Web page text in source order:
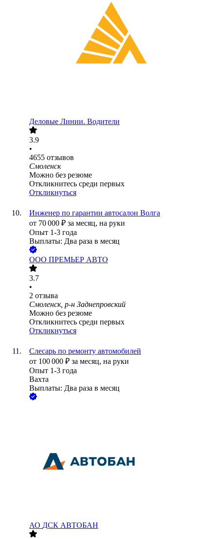
Деловые Линии. Водители
3.9
•
4655 отзывов
Смоленск
Можно без резюме
Откликнитесь среди первых
Откликнуться
Инженер по гарантии автосалон Волга
от 70 000 ₽ за месяц, на руки
Опыт 1-3 года
Выплаты: Два раза в месяц
ООО ПРЕМЬЕР АВТО
3.7
•
2 отзыва
Смоленск, р-н Заднепровский
Можно без резюме
Откликнитесь среди первых
Откликнуться
Слесарь по ремонту автомобилей
от 100 000 ₽ за месяц, на руки
Опыт 1-3 года
Вахта
Выплаты: Два раза в месяц
АО ДСК АВТОБАН